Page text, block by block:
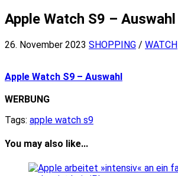
Apple Watch S9 – Auswahl
26. November 2023 SHOPPING / WATCH
Apple Watch S9 – Auswahl
WERBUNG
Tags: apple watch s9
You may also like...